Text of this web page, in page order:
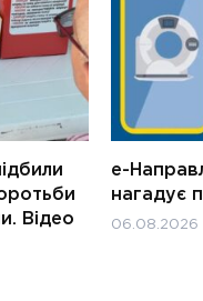
Відео
е-
нагадує
06.08.2026